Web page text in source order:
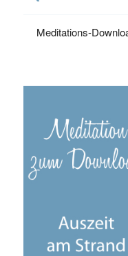
Meditations-